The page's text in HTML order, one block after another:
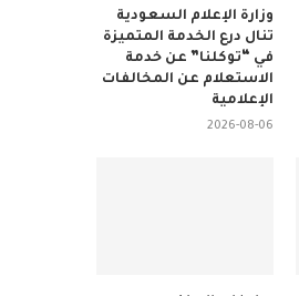
وزارة الإعلام السعودية
تنال درع الخدمة المتميزة
في “توكلنا” عن خدمة
الاستعلام عن المخالفات
الإعلامية
2026-08-06